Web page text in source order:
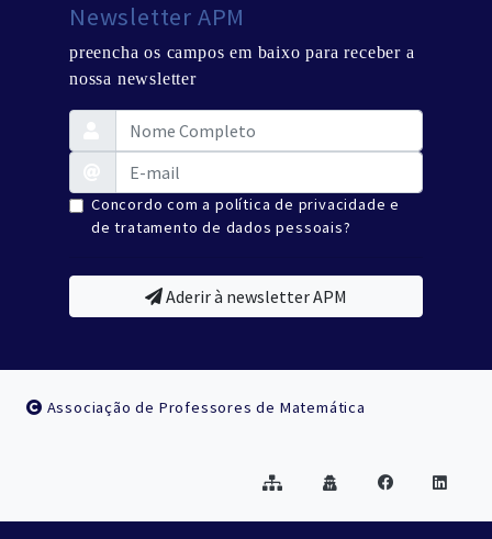
Newsletter APM
preencha os campos em baixo para receber a
nossa newsletter
Concordo com a política de privacidade e
de tratamento de dados pessoais?
Aderir à newsletter APM
Associação de Professores de Matemática